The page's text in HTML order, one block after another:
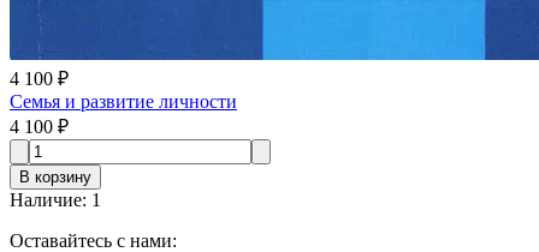
4 100 ₽
Семья и развитие личности
4 100 ₽
В корзину
Наличие: 1
Оставайтесь с нами: